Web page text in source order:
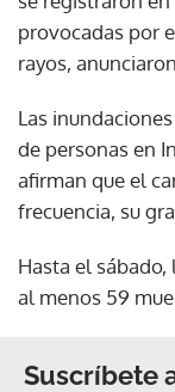
provocadas por
rayos,
Las
de personas en
afirman que el
frecuencia, su
Hasta el
al menos 59
Suscríbete